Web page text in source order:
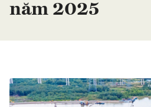
năm 2025